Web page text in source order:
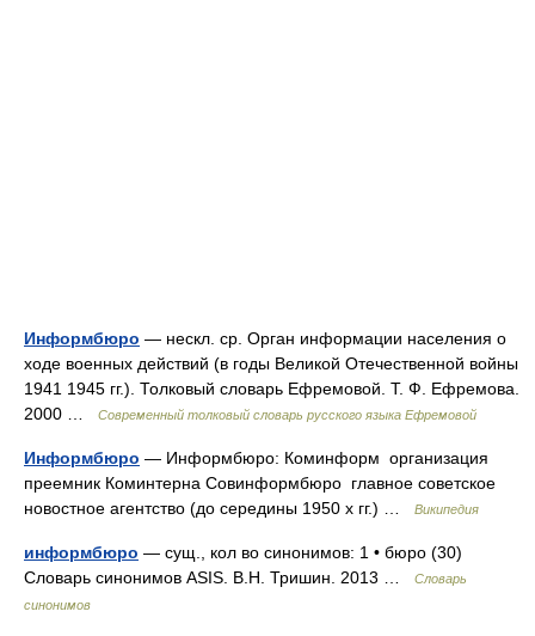
Информбюро — нескл. ср. Орган информации населения о
ходе военных действий (в годы Великой Отечественной войны
1941 1945 гг.). Толковый словарь Ефремовой. Т. Ф. Ефремова.
2000 …
Современный толковый словарь русского языка Ефремовой
Информбюро — Информбюро: Коминформ организация
преемник Коминтерна Совинформбюро главное советское
новостное агентство (до середины 1950 х гг.) …
Википедия
информбюро — сущ., кол во синонимов: 1 • бюро (30)
Словарь синонимов ASIS. В.Н. Тришин. 2013 …
Словарь
синонимов